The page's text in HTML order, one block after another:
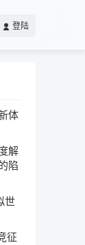
登陆
体
解
陷
世
征